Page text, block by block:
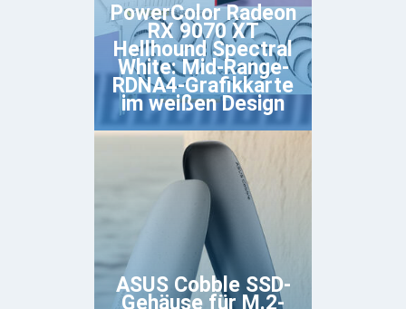
PowerColor Radeon
RX 9070 XT
Hellhound Spectral
White: Mid-Range-
RDNA4-Grafikkarte
im weißen Design
ASUS Cobble SSD-
Gehäuse für M.2-